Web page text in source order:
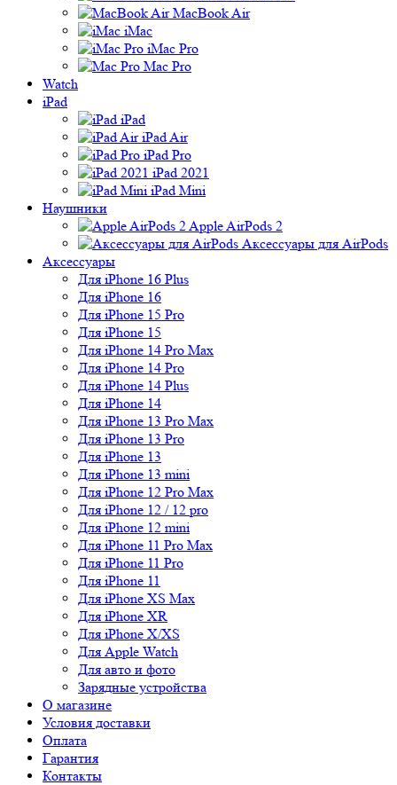
MacBook Air
iMac
iMac Pro
Mac Pro
Watch
iPad
iPad
iPad Air
iPad Pro
iPad 2021
iPad Mini
Наушники
Apple AirPods 2
Аксессуары для AirPods
Аксессуары
Для iPhone 16 Plus
Для iPhone 16
Для iPhone 15 Pro
Для iPhone 15
Для iPhone 14 Pro Max
Для iPhone 14 Pro
Для iPhone 14 Plus
Для iPhone 14
Для iPhone 13 Pro Max
Для iPhone 13 Pro
Для iPhone 13
Для iPhone 13 mini
Для iPhone 12 Pro Max
Для iPhone 12 / 12 pro
Для iPhone 12 mini
Для iPhone 11 Pro Max
Для iPhone 11 Pro
Для iPhone 11
Для iPhone XS Max
Для iPhone XR
Для iPhone X/XS
Для Apple Watch
Для авто и фото
Зарядные устройства
О магазине
Условия доставки
Оплата
Гарантия
Контакты